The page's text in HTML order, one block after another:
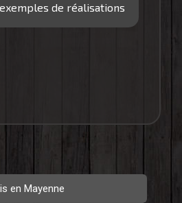
de réalisations
en Mayenne